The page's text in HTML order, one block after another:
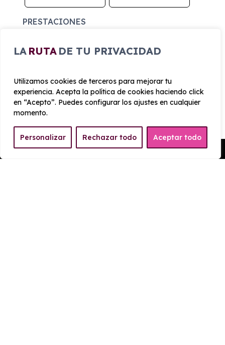
LA RUTA DE TU PRIVACIDAD
Utilizamos cookies de terceros para mejorar tu
experiencia. Acepta la política de cookies haciendo click
en “Acepto”. Puedes configurar los ajustes en cualquier
momento.
Personalizar Rechazar todo Aceptar todo
PRESTACIONES
Velocidad
máxima
Cilindrada
Aceleración
10 seg
Tracción
Delantera
CONSUMO Y EMISIONES
Pedir Presupuesto